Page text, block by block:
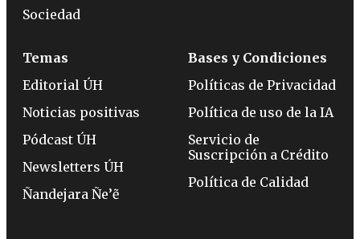
Sociedad
Temas
Editorial ÚH
Noticias positivas
Pódcast ÚH
Newsletters ÚH
Ñandejara Ñe’ẽ
Bases y Condiciones
Políticas de Privacidad
Política de uso de la IA
Servicio de
Suscripción a Crédito
Política de Calidad